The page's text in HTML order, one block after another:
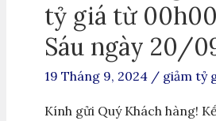
tỷ giá từ
Sáu ngày 20/
19 Tháng 9, 2024 / giảm tỷ
Kính gửi Quý Khách hàng!